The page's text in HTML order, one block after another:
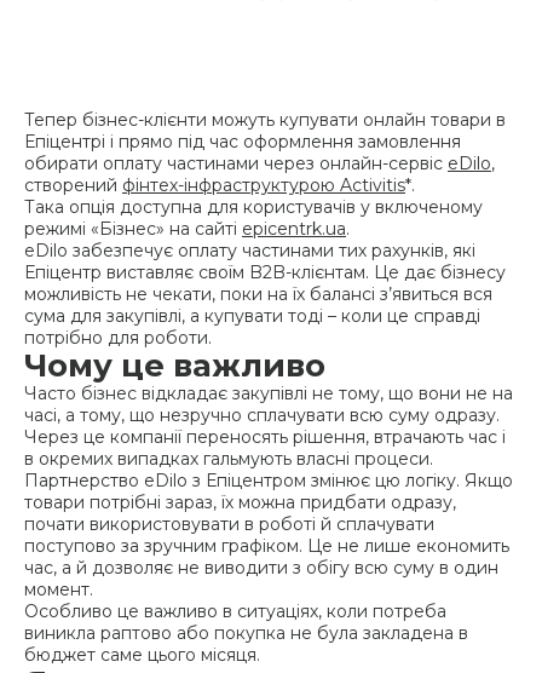
Тепер бізнес-клієнти можуть купувати онлайн товари в
Епіцентрі і прямо під час оформлення замовлення
обирати оплату частинами через онлайн-сервіс eDilo,
створений фінтех-інфраструктурою Activitis*.
Така опція доступна для користувачів у включеному
режимі «Бізнес» на сайті epicentrk.ua.
eDilo забезпечує оплату частинами тих рахунків, які
Епіцентр виставляє своїм B2B-клієнтам. Це дає бізнесу
можливість не чекати, поки на їх балансі з’явиться вся
сума для закупівлі, а купувати тоді – коли це справді
потрібно для роботи.
Чому це важливо
Часто бізнес відкладає закупівлі не тому, що вони не на
часі, а тому, що незручно сплачувати всю суму одразу.
Через це компанії переносять рішення, втрачають час і
в окремих випадках гальмують власні процеси.
Партнерство eDilo з Епіцентром змінює цю логіку. Якщо
товари потрібні зараз, їх можна придбати одразу,
почати використовувати в роботі й сплачувати
поступово за зручним графіком. Це не лише економить
час, а й дозволяє не виводити з обігу всю суму в один
момент.
Особливо це важливо в ситуаціях, коли потреба
виникла раптово або покупка не була закладена в
бюджет саме цього місяця.